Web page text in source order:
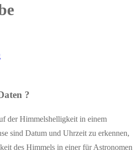
?
der Himmelshelligkeit in einem
sind Datum und Uhrzeit zu erkennen,
des Himmels in einer für Astronomen